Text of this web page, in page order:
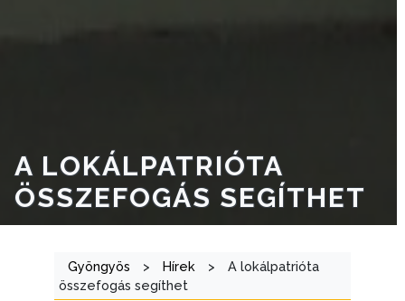
A LOKÁLPATRIÓTA
ÖSSZEFOGÁS SEGÍTHET
Gyöngyös > Hírek >
A lokálpatrióta
összefogás segíthet